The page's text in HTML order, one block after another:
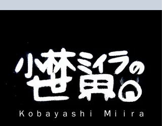
ｏｂａｙａｓｈｉ Ⅿｉｉｒａ​